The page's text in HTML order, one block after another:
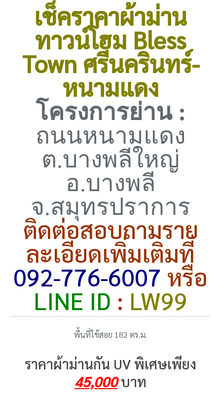
เช็คราคาผ้าม่าน
ทาวน์โฮม Bless
Town ศรีนครินทร์-
หนามแดง
โครงการย่าน :
ถนนหนามแดง
ต.บางพลีใหญ่
อ.บางพลี
จ.สมุทรปราการ
ติดต่อสอบถามราย
ละเอียดเพิ่มเติมที่
092-776-6007 หรือ
LINE ID : LW99
พื้นที่ใช้สอย 182 ตร.ม.
ราคาผ้าม่านกัน UV พิเศษเพียง
45,000บาท